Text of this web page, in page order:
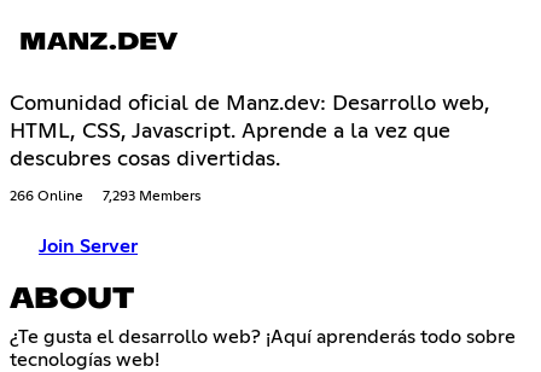
MANZ.DEV
Comunidad oficial de Manz.dev: Desarrollo web,
HTML, CSS, Javascript. Aprende a la vez que
descubres cosas divertidas.
266 Online 7,293 Members
Join Server
ABOUT
¿Te gusta el desarrollo web? ¡Aquí aprenderás todo sobre
tecnologías web!